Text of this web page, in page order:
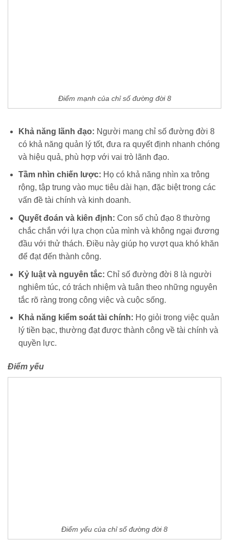
Điểm mạnh của chỉ số đường đời 8
Khả năng lãnh đạo: Người mang chỉ số đường đời 8
có khả năng quản lý tốt, đưa ra quyết định nhanh chóng
và hiệu quả, phù hợp với vai trò lãnh đạo.
Tầm nhìn chiến lược: Họ có khả năng nhìn xa trông
rộng, tập trung vào mục tiêu dài hạn, đặc biệt trong các
vấn đề tài chính và kinh doanh.
Quyết đoán và kiên định: Con số chủ đạo 8 thường
chắc chắn với lựa chọn của mình và không ngại đương
đầu với thử thách. Điều này giúp họ vượt qua khó khăn
để đạt đến thành công.
Kỷ luật và nguyên tắc: Chỉ số đường đời 8 là người
nghiêm túc, có trách nhiệm và tuân theo những nguyên
tắc rõ ràng trong công việc và cuộc sống.
Khả năng kiểm soát tài chính: Họ giỏi trong việc quản
lý tiền bạc, thường đạt được thành công về tài chính và
quyền lực.
Điểm yếu
Điểm yếu của chỉ số đường đời 8